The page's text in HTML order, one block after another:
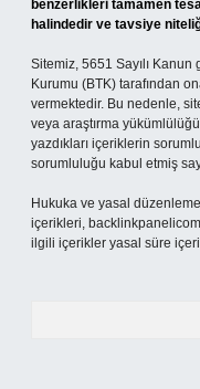
benzerlikleri tamamen
halindedir ve tavsiye
Sitemiz, 5651 Sayılı
Kurumu (BTK) tarafından
vermektedir. Bu nedenle,
veya araştırma
yazdıkları içeriklerin
sorumluluğu kabul etmiş
Hukuka ve yasal
içerikleri,
ilgili içerikler yasal süre